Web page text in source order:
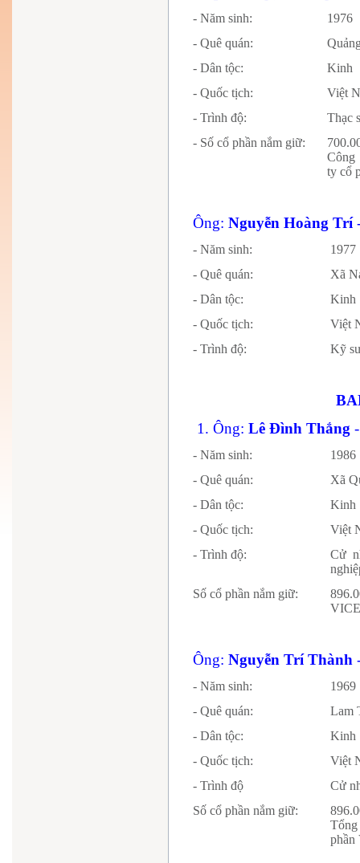
- Năm sinh:
1976
- Quê quán:
- Dân tộc:
Kinh
- Quốc tịch:
- Trình độ:
Thạc
- Số cổ phần nắm giữ:
Công
ty cổ
Ông: Nguyễn Hoàng Trí
- Năm sinh:
1977
- Quê quán:
Xã
- Dân tộc:
Kinh
- Quốc tịch:
- Trình độ:
Kỹ
1. Ông: Lê Đình Thắng
- Năm sinh:
1986
- Quê quán:
Xã
- Dân tộc:
Kinh
- Quốc tịch:
- Trình độ:
Cử
Số cổ phần nắm giữ:
Ông: Nguyễn Trí Thành
- Năm sinh:
1969
- Quê quán:
Lam
- Dân tộc:
Kinh
- Quốc tịch:
- Trình độ
Cử
Số cổ phần nắm giữ:
phần